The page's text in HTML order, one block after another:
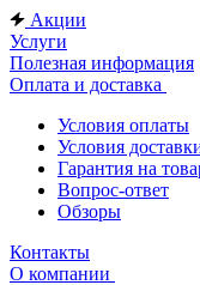
Акции
Услуги
Полезная информация
Оплата и доставка
Условия оплаты
Условия
Гарантия на
Вопрос-ответ
Обзоры
Контакты
О компании